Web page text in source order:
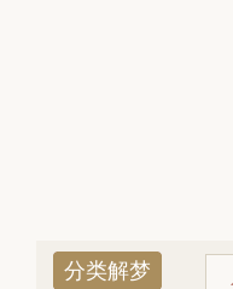
分类解梦